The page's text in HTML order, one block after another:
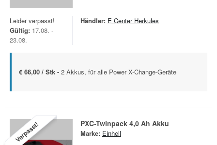
Leider verpasst!
Gültig: 17.08. -
23.08.
Händler: E Center Herkules
€ 66,00 / Stk - 2 Akkus, für alle Power X-Change-Geräte
Verpasst! PXC-Twinpack 4,0 Ah Akku
Marke: Einhell